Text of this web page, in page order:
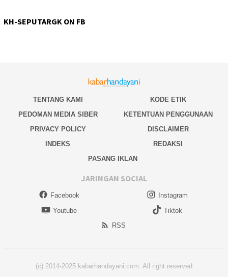
KH-SEPUTARGK ON FB
TENTANG KAMI
KODE ETIK
PEDOMAN MEDIA SIBER
KETENTUAN PENGGUNAAN
PRIVACY POLICY
DISCLAIMER
INDEKS
REDAKSI
PASANG IKLAN
JARINGAN SOCIAL
Facebook
Instagram
Youtube
Tiktok
RSS
(c) 2014-2025 kabarhandayani.com. All right reserved